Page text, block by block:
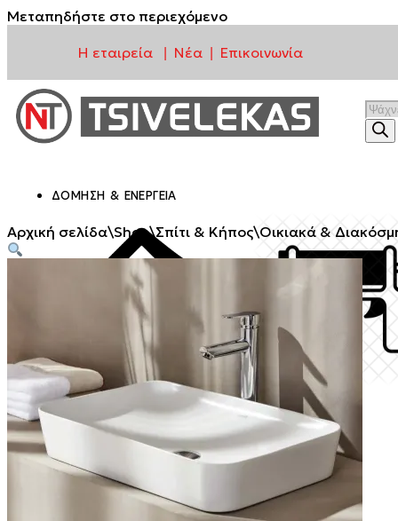
Μεταπηδήστε στο περιεχόμενο
Η εταιρεία Νέα Επικοινωνία
ΔΌΜΗΣΗ & ΕΝΈΡΓΕΙΑ
Χρώματα
Εσωτερικής Χρήσης
Εξωτερικής Χρήσης
Ειδικών Εφαρμογών
Δομικά
Ξηρά Δόμηση
Κονιάματα ➜
Αρχική σελίδα\Shop\Σπίτι & Κήπος\Οικιακά &